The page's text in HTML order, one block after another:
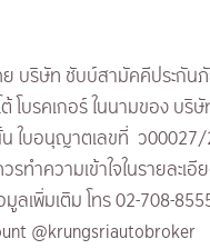
ย บริษัท ชับบ์สามัคคีประกั
โบรคเกอร์ ในนามของ บ
ใบอนุญาตเลขที่ ว00027/
ทำความเข้าใจในรายละเ
ลเพิ่มเติม โทร 02-708-
@krungsriautobroker